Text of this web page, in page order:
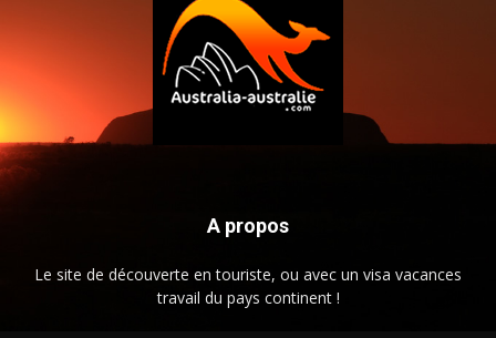
A propos
Le site de découverte en touriste, ou avec un visa vacances
travail du pays continent !